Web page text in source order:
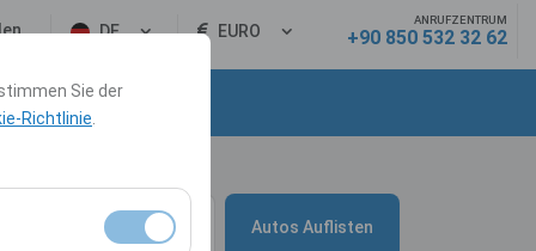
Sie der
Richtlinie
DE EURO
ANRUFZENTRUM
+90 850 532 32 62
10:00 Autos Auflisten